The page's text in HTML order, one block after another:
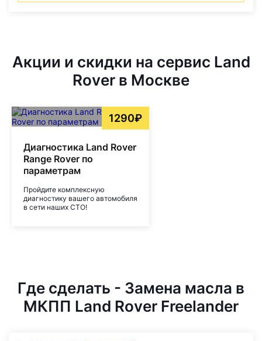
Акции и скидки на сервис Land
Rover в Москве
1290₽
Диагностика Land Rover
Range Rover по
параметрам
Пройдите комплексную
диагностику вашего автомобиля
в сети наших СТО!
Где сделать - Замена масла в
МКПП Land Rover Freelander